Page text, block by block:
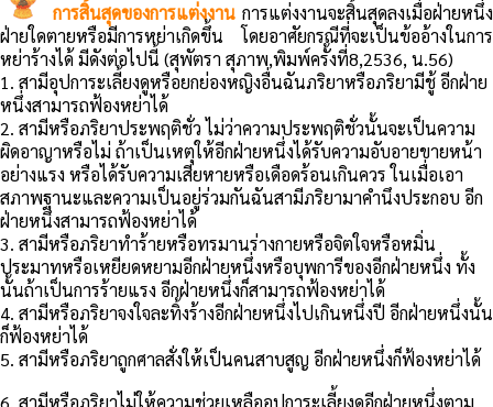
การสิ้นสุดของการแต่งงาน การแต่งงานจะสิ้นสุดลงเมื่อฝ่ายหนึ่ง
ฝ่ายใดตายหรือมีการหย่าเกิดขึ้น โดยอาศัยกรณีที่จะเป็นข้ออ้างในการ
หย่าร้างได้ มีดังต่อไปนี้ (สุพัตรา สุภาพ,พิมพ์ครั้งที่8,2536, น.56)
1. สามีอุปการะเลี้ยงดูหรือยกย่องหญิงอื่นฉันภริยาหรือภริยามีชู้ อีกฝ่าย
หนึ่งสามารถฟ้องหย่าได้
2. สามีหรือภริยาประพฤติชั่ว ไม่ว่าความประพฤติชั่วนั้นจะเป็นความ
ผิดอาญาหรือไม่ ถ้าเป็นเหตุให้อีกฝ่ายหนึ่งได้รับความอับอายขายหน้า
อย่างแรง หรือได้รับความเสียหายหรือเดือดร้อนเกินควร ในเมื่อเอา
สภาพฐานะและความเป็นอยู่ร่วมกันฉันสามีภริยามาคำนึงประกอบ อีก
ฝ่ายหนึ่งสามารถฟ้องหย่าได้
3. สามีหรือภริยาทำร้ายหรือทรมานร่างกายหรือจิตใจหรือหมิ่น
ประมาทหรือเหยียดหยามอีกฝ่ายหนึ่งหรือบุพการีของอีกฝ่ายหนึ่ง ทั้ง
นั้นถ้าเป็นการร้ายแรง อีกฝ่ายหนึ่งก็สามารถฟ้องหย่าได้
4. สามีหรือภริยาจงใจละทิ้งร้างอีกฝ่ายหนึ่งไปเกินหนึ่งปี อีกฝ่ายหนึ่งนั้น
ก็ฟ้องหย่าได้
5. สามีหรือภริยาถูกศาลสั่งให้เป็นคนสาบสูญ อีกฝ่ายหนึ่งก็ฟ้องหย่าได้
6. สามีหรือภริยาไม่ให้ความช่วยเหลืออุปการะเลี้ยงดูอีกฝ่ายหนึ่งตาม